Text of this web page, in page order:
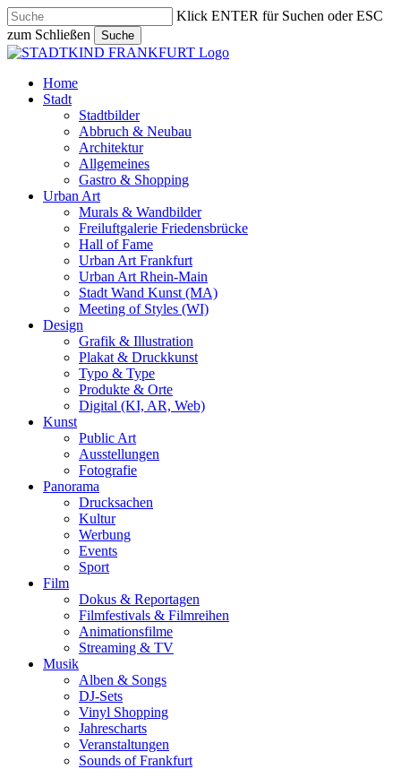
Skip
to
main
content
Klick ENTER für Suchen oder ESC
zum Schließen
Suche
Close
search
Menu
Home
Stadt
Stadtbilder
Abbruch & Neubau
Architektur
Allgemeines
Gastro & Shopping
Urban Art
Murals & Wandbilder
Freiluftgalerie Friedensbrücke
Hall of Fame
Urban Art Frankfurt
Urban Art Rhein-Main
Stadt Wand Kunst (MA)
Meeting of Styles (WI)
Design
Grafik & Illustration
Plakat & Druckkunst
Typo & Type
Produkte & Orte
Digital (KI, AR, Web)
Kunst
Public Art
Ausstellungen
Fotografie
Panorama
Drucksachen
Kultur
Werbung
Events
Sport
Film
Dokus & Reportagen
Filmfestivals & Filmreihen
Animationsfilme
Streaming & TV
Musik
Alben & Songs
DJ-Sets
Vinyl Shopping
Jahrescharts
Veranstaltungen
Sounds of Frankfurt